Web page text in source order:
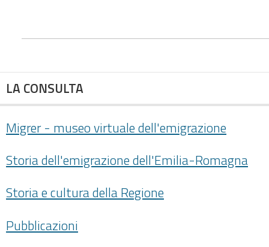
LA CONSULTA
Migrer - museo virtuale dell'emigrazione
Storia dell'emigrazione dell'Emilia-Romagna
Storia e cultura della Regione
Pubblicazioni